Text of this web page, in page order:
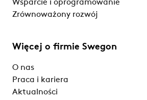
Wsparcie i oprogramowanie
Zrównoważony rozwój
Więcej o firmie Swegon
O nas
Praca i kariera
Aktualności